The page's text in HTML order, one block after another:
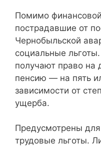
Помимо
пострадавшие от
Чернобыльской
социальные
получают право на
пенсию — на пять
зависимости от
ущерба.
Предусмотрены
трудовые льготы.